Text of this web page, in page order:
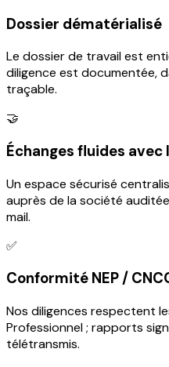
Dossier dématérialisé
Le dossier de travail est
diligence est documentée,
traçable.
🤝
Échanges fluides
Un espace sécurisé
auprès de la société
mail.
✅
Conformité NEP /
Nos diligences respectent
Professionnel ; rapports
télétransmis.